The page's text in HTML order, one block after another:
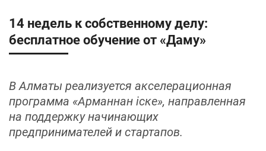
14 недель к собственному делу:
бесплатное обучение от «Даму»
В Алматы реализуется акселерационная
программа «Арманнан іске», направленная
на поддержку начинающих
предпринимателей и стартапов.